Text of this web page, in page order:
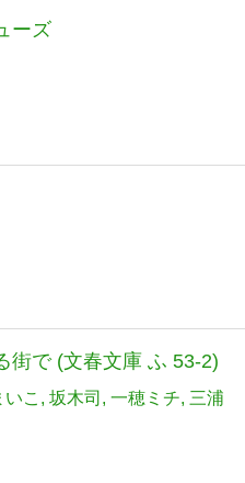
ーズ
街で (文春文庫 ふ 53-2)
こ 坂木司 一穂ミチ 三浦